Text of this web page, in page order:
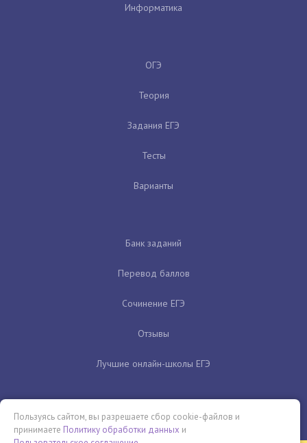
Информатика
ОГЭ
Теория
Задания ЕГЭ
Тесты
Варианты
Банк заданий
Перевод баллов
Сочинение ЕГЭ
Отзывы
Лучшие онлайн-школы ЕГЭ
Пользуясь сайтом, вы разрешаете сбор cookie-файлов и
принимаете Политику обработки данных и